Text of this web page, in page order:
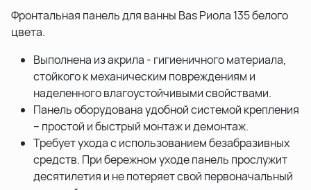
Фронтальная панель для ванны Bas Риола 135 белого
цвета.
Выполнена из акрила - гигиеничного материала,
стойкого к механическим повреждениям и
наделенного влагоустойчивыми свойствами.
Панель оборудована удобной системой крепления
– простой и быстрый монтаж и демонтаж.
Требует ухода с использованием безабразивных
средств. При бережном уходе панель прослужит
десятилетия и не потеряет свой первоначальный